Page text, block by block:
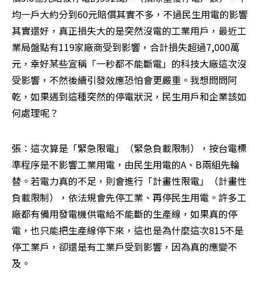
均一戶大約分到60元賠償其實不多，不過民生用電的影響
其實還好，真正損失大的是突然沒電的工業用戶，最近工
業局盤點有119家廠商受到影響，合計損失超過7,000萬
元，幸好某些宣稱「一秒都不能斷電」的科技大廠這次沒
受影響，不然後續引發效應恐怕會更嚴重。我想問問阿
乾，如果遇到這種突然的停電狀況，民生用戶和企業該如
何處理呢？
張：這次算是「緊急限電」（緊急負載限制），按台電標
準程序是不影響工業用電，由民生用電的A、B兩組先輪
替。若電力真的不足，則會進行「計畫性限電」（計畫性
負載限制），依法規會先停工業、再停民生用電。許多工
廠都有備用發電機供電給不能斷的生產線，如果真的停
電，也只能把生產線停下來，這也是為什麼這次815不是
停工業戶，卻還是有工業戶受到影響，因為真的應變不
及。